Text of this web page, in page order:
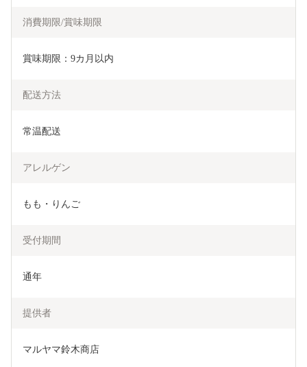
消費期限/賞味期限
賞味期限：9カ月以内
配送方法
常温配送
アレルゲン
もも・りんご
受付期間
通年
提供者
マルヤマ鈴木商店